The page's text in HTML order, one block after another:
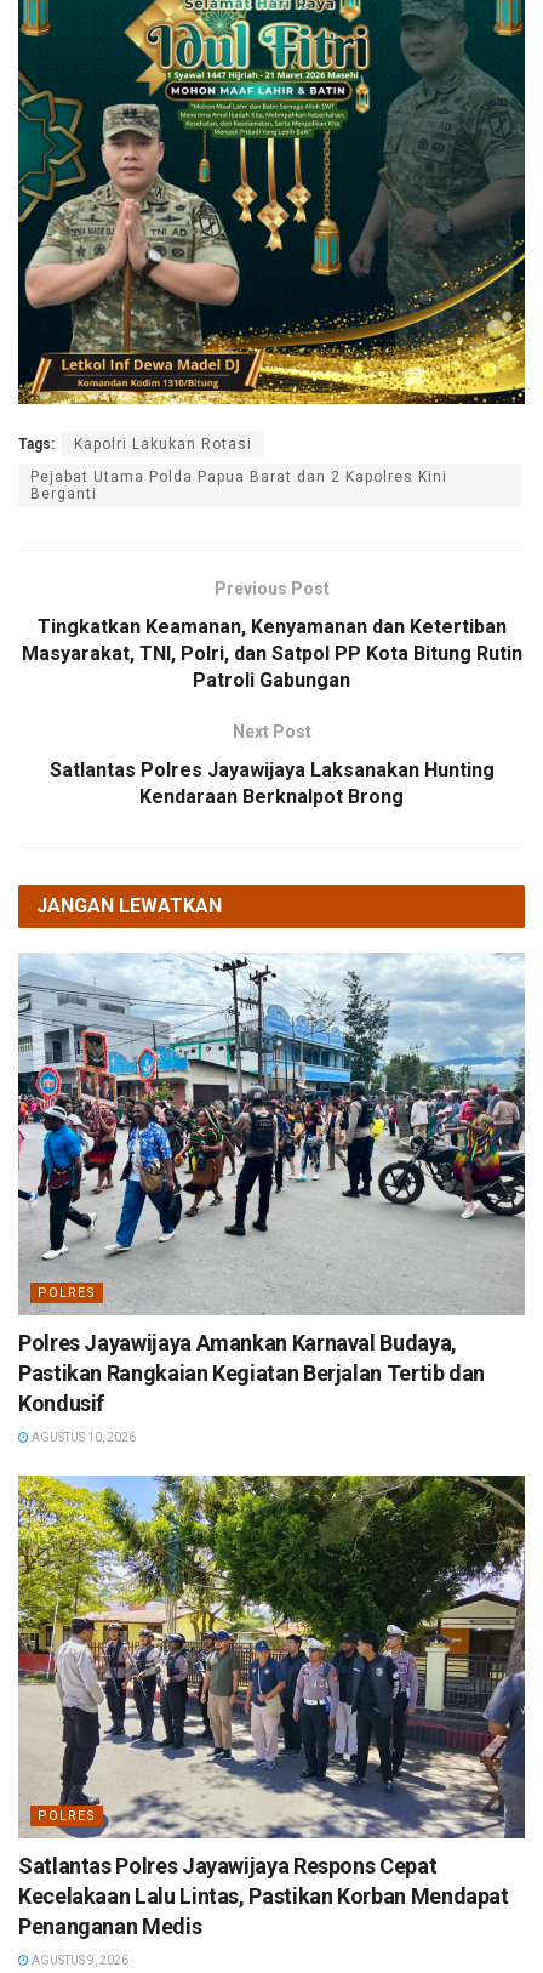
Tags:
‎Kapolri Lakukan Rotasi
Pejabat Utama Polda Papua Barat dan 2 Kapolres Kini
Berganti
Previous Post
Tingkatkan Keamanan, Kenyamanan dan Ketertiban
Masyarakat, TNI, Polri, dan Satpol PP Kota Bitung Rutin
Patroli Gabungan
Next Post
Satlantas Polres Jayawijaya Laksanakan Hunting
Kendaraan Berknalpot Brong
JANGAN LEWATKAN
POLRES
Polres Jayawijaya Amankan Karnaval Budaya,
Pastikan Rangkaian Kegiatan Berjalan Tertib dan
Kondusif
AGUSTUS 10, 2026
POLRES
Satlantas Polres Jayawijaya Respons Cepat
Kecelakaan Lalu Lintas, Pastikan Korban Mendapat
Penanganan Medis
AGUSTUS 9, 2026